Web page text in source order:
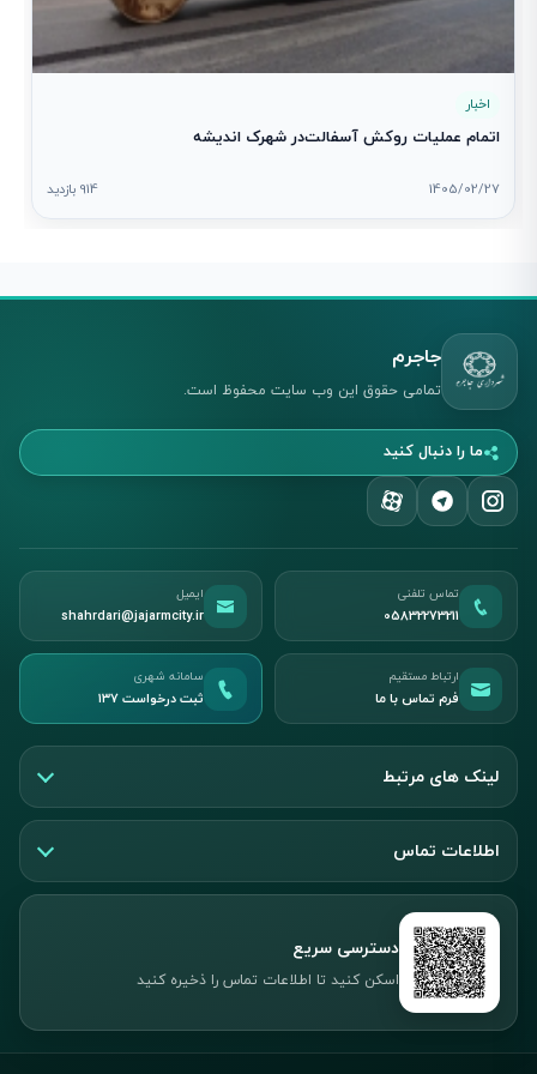
اخبار
اتمام عملیات روکش آسفالت‌در شهرک اندیشه
1405/02/27 914 بازدید
جاجرم
تمامی حقوق این وب سایت محفوظ است.
ما را دنبال کنید
تماس تلفنی
05832273211
ایمیل
shahrdari@jajarmcity.ir
ارتباط مستقیم
فرم تماس با ما
سامانه شهری
ثبت درخواست ۱۳۷
لینک های مرتبط
اطلاعات تماس
دسترسی سریع
اسکن کنید تا اطلاعات تماس را ذخیره کنید